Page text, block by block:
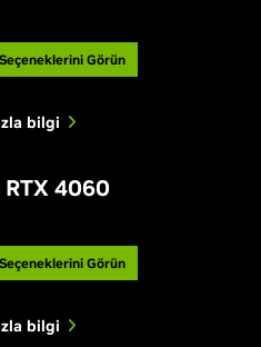
Görün
bilgi
RTX 4060
Görün
bilgi